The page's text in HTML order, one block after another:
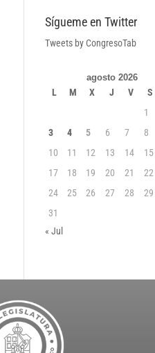
Sígueme en Twitter
Tweets by CongresoTab
agosto 2026
L M X J V S
1
3
4 5 6 7 8
10
11 12 13 14 15
17
18 19 20 21 22
24
25 26 27 28 29
31
« Jul